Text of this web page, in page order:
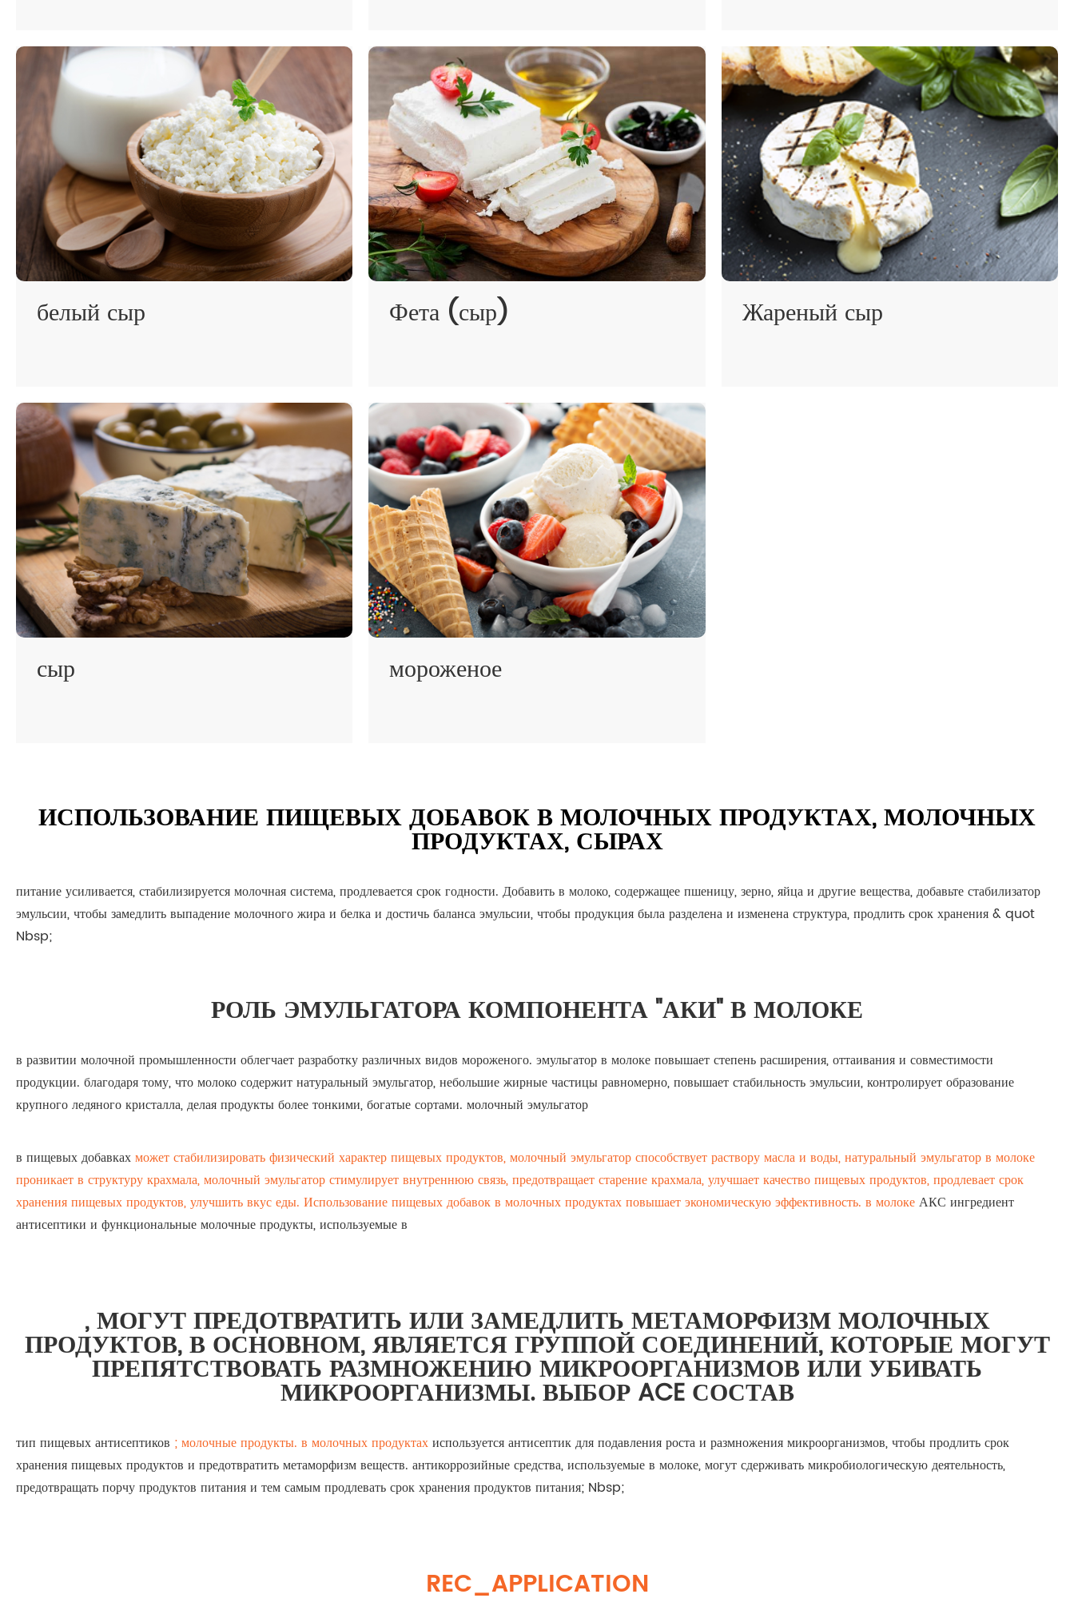
белый сыр Фета (сыр) Жареный сыр
сыр мороженое
ИСПОЛЬЗОВАНИЕ ПИЩЕВЫХ ДОБАВОК В МОЛОЧНЫХ ПРОДУКТАХ, МОЛОЧНЫХ
ПРОДУКТАХ, СЫРАХ
питание усиливается, стабилизируется молочная система, продлевается срок годности. Добавить в молоко, содержащее пшеницу, зерно, яйца и другие вещества, добавьте стабилизатор
эмульсии, чтобы замедлить выпадение молочного жира и белка и достичь баланса эмульсии, чтобы продукция была разделена и изменена структура, продлить срок хранения & quot
Nbsp;
РОЛЬ ЭМУЛЬГАТОРА КОМПОНЕНТА "АКИ" В МОЛОКЕ
в развитии молочной промышленности облегчает разработку различных видов мороженого. эмульгатор в молоке повышает степень расширения, оттаивания и совместимости
продукции. благодаря тому, что молоко содержит натуральный эмульгатор, небольшие жирные частицы равномерно, повышает стабильность эмульсии, контролирует образование
крупного ледяного кристалла, делая продукты более тонкими, богатые сортами. молочный эмульгатор
в пищевых добавкахможет стабилизировать физический характер пищевых продуктов, молочный эмульгатор способствует раствору масла и воды, натуральный эмульгатор в молоке
проникает в структуру крахмала, молочный эмульгатор стимулирует внутреннюю связь, предотвращает старение крахмала, улучшает качество пищевых продуктов, продлевает срок
хранения пищевых продуктов, улучшить вкус еды. Использование пищевых добавок в молочных продуктах повышает экономическую эффективность. в молокеАКС ингредиент
антисептики и функциональные молочные продукты, используемые в
, МОГУТ ПРЕДОТВРАТИТЬ ИЛИ ЗАМЕДЛИТЬ МЕТАМОРФИЗМ МОЛОЧНЫХ
ПРОДУКТОВ, В ОСНОВНОМ, ЯВЛЯЕТСЯ ГРУППОЙ СОЕДИНЕНИЙ, КОТОРЫЕ МОГУТ
ПРЕПЯТСТВОВАТЬ РАЗМНОЖЕНИЮ МИКРООРГАНИЗМОВ ИЛИ УБИВАТЬ
МИКРООРГАНИЗМЫ. ВЫБОР ACE СОСТАВ
тип пищевых антисептиков ; молочные продукты. в молочных продуктахиспользуется антисептик для подавления роста и размножения микроорганизмов, чтобы продлить срок
хранения пищевых продуктов и предотвратить метаморфизм веществ. антикоррозийные средства, используемые в молоке, могут сдерживать микробиологическую деятельность,
предотвращать порчу продуктов питания и тем самым продлевать срок хранения продуктов питания; Nbsp;
REC_APPLICATION